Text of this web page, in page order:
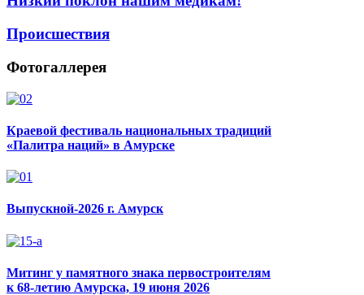
Происшествия
Фотогаллерея
Краевой фестиваль национальных традиций
«Палитра наций» в Амурске
Выпускной-2026 г. Амурск
Митинг у памятного знака первостроителям
к 68-летию Амурска, 19 июня 2026